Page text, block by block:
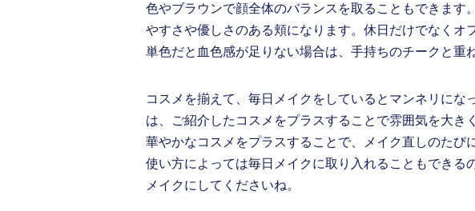
色やブラウンで顔全体のバランスを取ることもできます
やすさや優しさのある頬になります。休日だけでなくオ
単色だと血色感が足りない場合は、手持ちのチークと重
コスメを揃えて、毎日メイクをしているとマンネリにな
は、ご紹介したコスメをプラスすることで雰囲気を大き
華やかなコスメをプラスすることで、メイク直しのたび
使い方によっては毎日メイクに取り入れることもできる
メイクにしてくださいね。